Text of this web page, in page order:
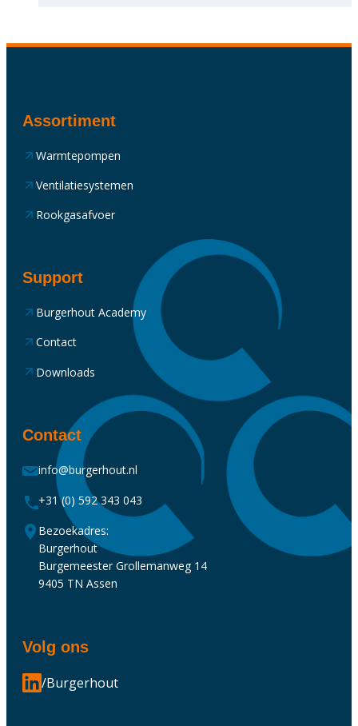
Assortiment
Warmtepompen
Ventilatiesystemen
Rookgasafvoer
Support
Burgerhout Academy
Contact
Downloads
Contact
info@burgerhout.nl
+31 (0) 592 343 043
Bezoekadres:
Burgerhout
Burgemeester Grollemanweg 14
9405 TN Assen
Volg ons
/Burgerhout